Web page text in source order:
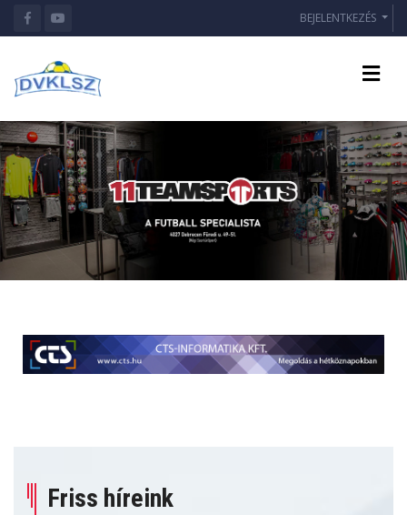
BEJELENTKEZÉS
Friss híreink